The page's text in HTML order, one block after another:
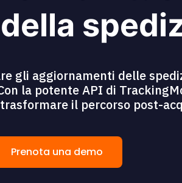
gli aggiornamenti delle
la potente API di
il percorso post-
Prenota una demo